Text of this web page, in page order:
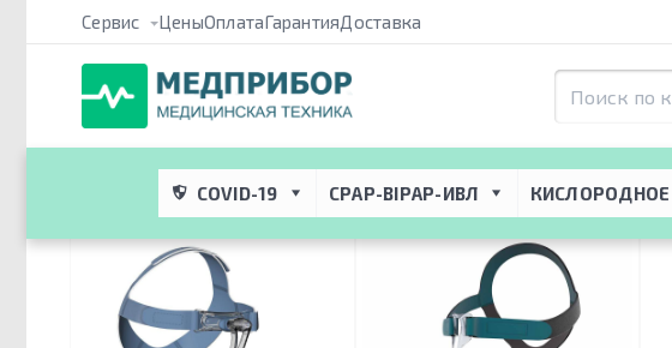
Сервис ЦеныОплатаГарантияДоставка
COVID-19 CPAP-BIPAP-ИВЛ
Медприбор ПРО → Метки → Маски Weinmann
Маски Weinmann